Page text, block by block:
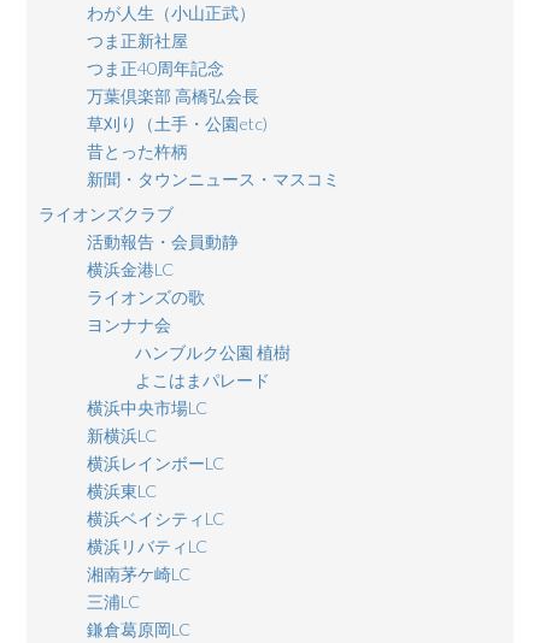
わが人生（小山正武）
つま正新社屋
つま正40周年記念
万葉倶楽部 高橋弘会長
草刈り（土手・公園etc)
昔とった杵柄
新聞・タウンニュース・マスコミ
ライオンズクラブ
活動報告・会員動静
横浜金港LC
ライオンズの歌
ヨンナナ会
ハンブルク公園 植樹
よこはまパレード
横浜中央市場LC
新横浜LC
横浜レインボーLC
横浜東LC
横浜ベイシティLC
横浜リバティLC
湘南茅ケ崎LC
三浦LC
鎌倉葛原岡LC